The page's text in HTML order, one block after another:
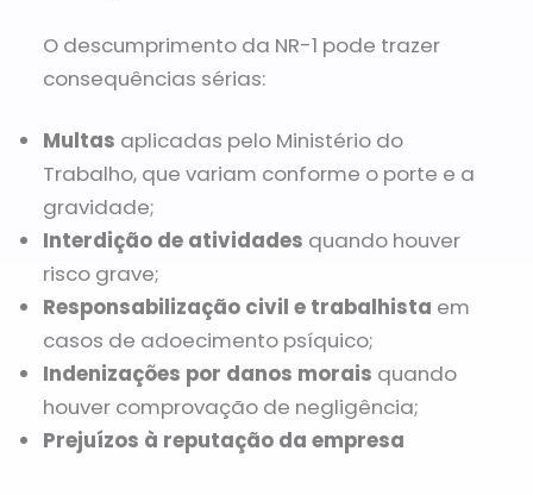
O descumprimento da NR-1 pode trazer
consequências sérias:
Multas aplicadas pelo Ministério do
Trabalho, que variam conforme o porte e a
gravidade;
Interdição de atividades quando houver
risco grave;
Responsabilização civil e trabalhista em
casos de adoecimento psíquico;
Indenizações por danos morais quando
houver comprovação de negligência;
Prejuízos à reputação da empresa